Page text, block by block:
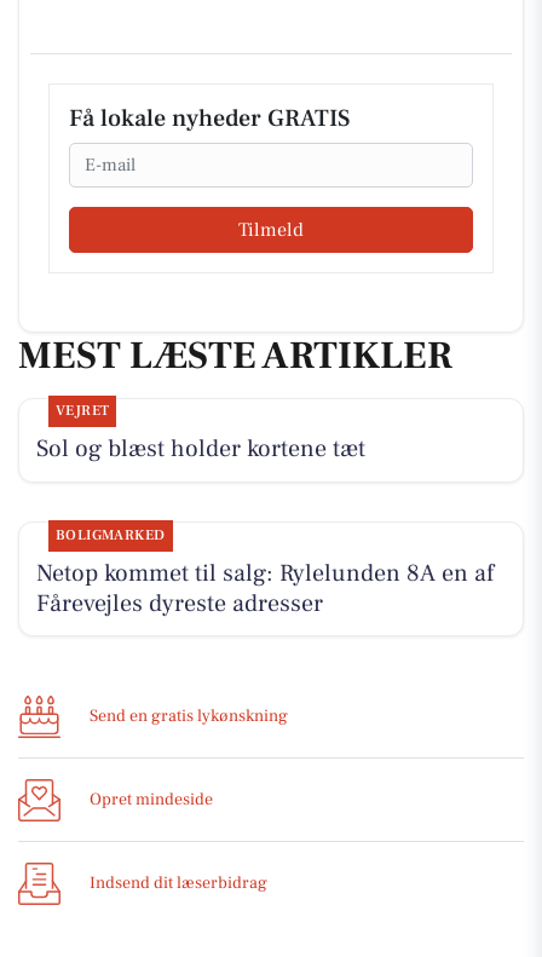
Få lokale nyheder GRATIS
Email
Tilmeld
MEST LÆSTE ARTIKLER
VEJRET
Sol og blæst holder kortene tæt
BOLIGMARKED
Netop kommet til salg: Rylelunden 8A en af
Fårevejles dyreste adresser
Send en gratis lykønskning
Opret mindeside
Indsend dit læserbidrag